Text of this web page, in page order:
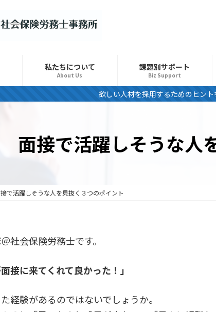
私たちについて
About Us
課題別サポート
Biz Support
欲しい人材を採用するためのヒン
面接で活躍しそうな人
で活躍しそうな人を見抜く３つのポイント
社会保険労務士です。
接に来てくれて良かった！」
経験があるのではないでしょうか。